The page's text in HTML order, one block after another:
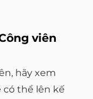
viên
hãy xem
có thể lên kế